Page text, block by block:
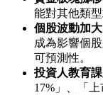
能對其他類
個股波動加大
成為影響個
可預測性。
投資人教育
17%」、「